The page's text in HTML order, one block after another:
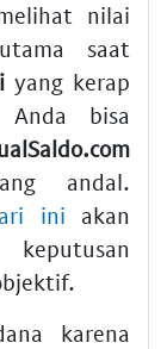
nilai
saat
yang kerap
bisa
andal.
ini akan
karena